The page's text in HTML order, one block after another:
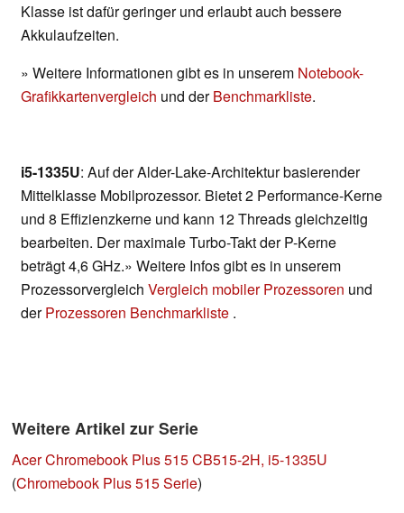
Klasse ist dafür geringer und erlaubt auch bessere
Akkulaufzeiten.
» Weitere Informationen gibt es in unserem Notebook-
Grafikkartenvergleich und derBenchmarkliste.
i5-1335U: Auf der Alder-Lake-Architektur basierender
Mittelklasse Mobilprozessor. Bietet 2 Performance-Kerne
und 8 Effizienzkerne und kann 12 Threads gleichzeitig
bearbeiten. Der maximale Turbo-Takt der P-Kerne
beträgt 4,6 GHz.» Weitere Infos gibt es in unserem
Prozessorvergleich Vergleich mobiler Prozessoren und
derProzessoren Benchmarkliste .
Weitere Artikel zur Serie
Acer Chromebook Plus 515 CB515-2H, i5-1335U
(Chromebook Plus 515 Serie)